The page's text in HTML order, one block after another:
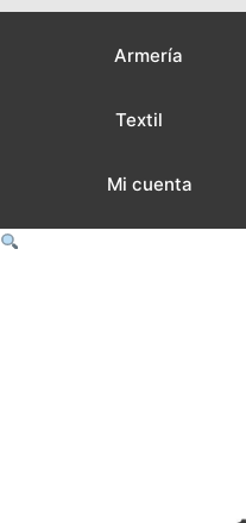
Armería
Textil
Mi cuenta